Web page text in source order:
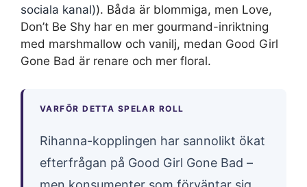
sociala kanal)). Båda är blommiga, men Love,
Don’t Be Shy har en mer gourmand-inriktning
med marshmallow och vanilj, medan Good Girl
Gone Bad är renare och mer floral.
VARFÖR DETTA SPELAR ROLL
Rihanna-kopplingen har sannolikt ökat
efterfrågan på Good Girl Gone Bad –